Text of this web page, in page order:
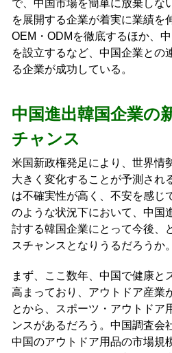
で、中国市場を簡単に放棄しな
を展開する企業が着実に業績を
OEM・ODMを徹底するほか、
を設立するなど、中国企業との
る企業が成功している。
中国進出韓国企業の
チャンス
米国新政権発足により、世界情
大きく変化することが予測され
は不確実性が高く、不安を感じ
のような状況下において、中国
討する韓国企業にとって今後、
スチャンスとなりうるだろうか。
まず、ここ数年、中国で健康と
高まっており、アウトドア産業
とから、スポーツ・アウトドア
ンスがあるだろう。中国調査会
中国のアウトドア用品の市場規